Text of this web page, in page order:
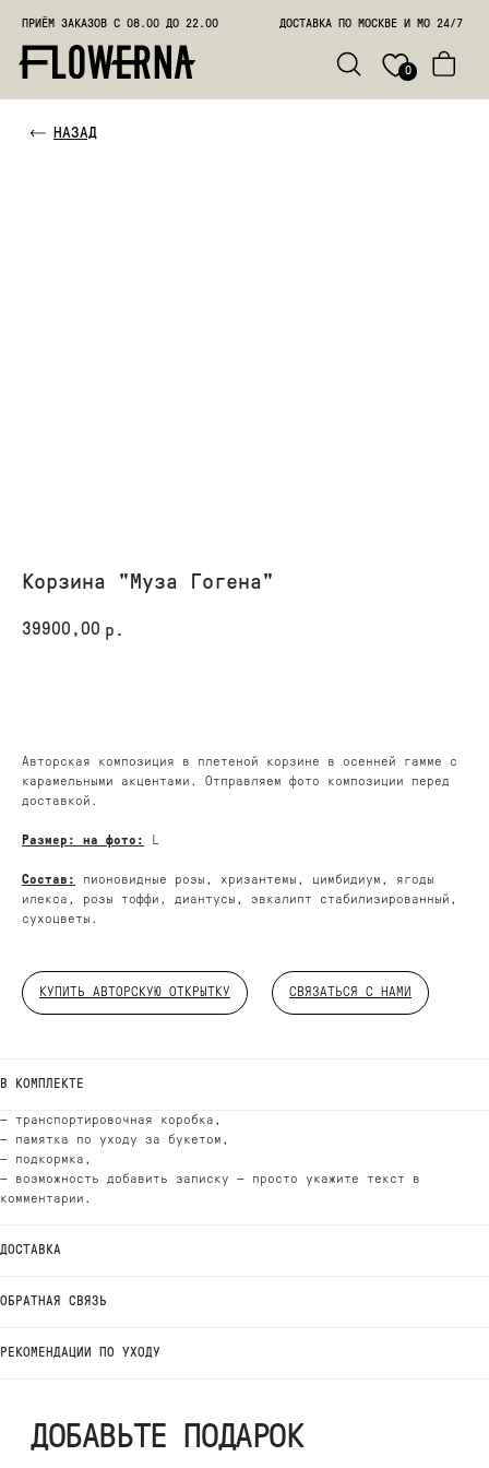
ПРИЁМ ЗАКАЗОВ С 08.00 ДО 22.00 ДОСТАВКА ПО МОСКВЕ И МО 24/7
Корзина "Муза Гогена"
39900,00 р.
Авторская композиция в плетеной корзине в осенней гамме с
карамельными акцентами. Отправляем фото композиции перед
доставкой.
Размер: на фото: L
Состав:
пионовидные розы, хризантемы, цимбидиум, ягоды
илекса, розы тоффи, диантусы, эвкалипт стабилизированный,
сухоцветы.
КУПИТЬ АВТОРСКУЮ ОТКРЫТКУ СВЯЗАТЬСЯ С НАМИ
В КОМПЛЕКТЕ
— транспортировочная коробка,
— памятка по уходу за букетом,
— подкормка,
— возможность добавить записку — просто укажите текст в
комментарии.
ДОСТАВКА
ОБРАТНАЯ СВЯЗЬ
РЕКОМЕНДАЦИИ ПО УХОДУ